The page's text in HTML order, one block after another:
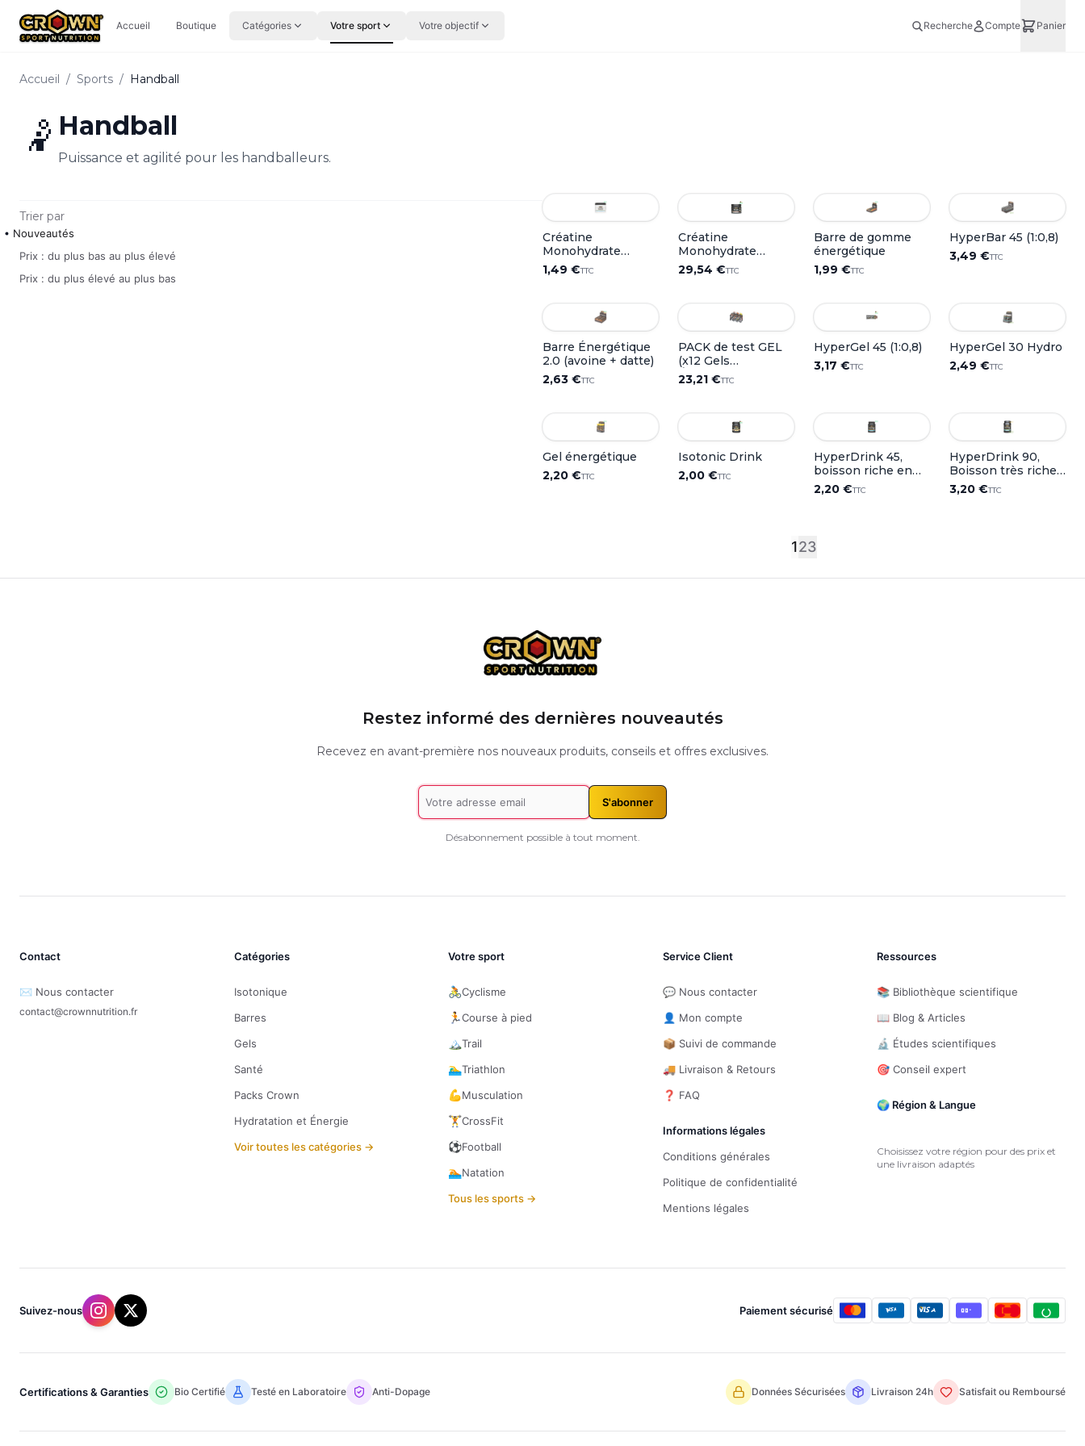
Aller au contenu principal
Accueil Boutique Catégories Votre sport Votre objectif Recherche Compte Panier
Accueil / Sports / Handball
🤾 Handball
Puissance et agilité pour les handballeurs.
Trier par
Nouveautés
Prix : du plus bas au plus élevé
Prix : du plus élevé au plus bas
Créatine
Monohydrate
Creavitalis®
1,49 €TTC
Créatine
Monohydrate
Creapure® – Saveur
Neutre
29,54 €TTC
Barre de gomme
énergétique
1,99 €TTC
HyperBar 45 (1:0,8)
3,49 €TTC
Barre Énergétique
2.0 (avoine + datte)
2,63 €TTC
PACK de test GEL
(x12 Gels
Énergétiques)
23,21 €TTC
HyperGel 45 (1:0,8)
3,17 €TTC
HyperGel 30 Hydro
2,49 €TTC
Gel énergétique
2,20 €TTC
Isotonic Drink
2,00 €TTC
HyperDrink 45,
boisson riche en
glucides
2,20 €TTC
HyperDrink 90,
Boisson très riche
en glucides
3,20 €TTC
123
Restez informé des dernières nouveautés
Recevez en avant-première nos nouveaux produits, conseils et offres exclusives.
S'abonner
Désabonnement possible à tout moment.
Contact
✉️ Nous contacter
contact@crownnutrition.fr
Catégories
Isotonique
Barres
Gels
Santé
Packs Crown
Hydratation et Énergie
Voir toutes les catégories →
Votre sport
🚴Cyclisme
🏃Course à pied
🏔️Trail
🏊‍♂️Triathlon
💪Musculation
🏋️CrossFit
⚽Football
🏊Natation
Tous les sports →
Service Client
💬 Nous contacter
👤 Mon compte
📦 Suivi de commande
🚚 Livraison & Retours
❓ FAQ
Informations légales
Conditions générales
Politique de confidentialité
Mentions légales
Ressources
📚 Bibliothèque scientifique
📖 Blog & Articles
🔬 Études scientifiques
🎯 Conseil expert
🌍 Région & Langue
Choisissez votre région pour des prix et
une livraison adaptés
Suivez-nous Paiement sécurisé
Certifications & Garanties Bio Certifié Testé en Laboratoire Anti-Dopage Données Sécurisées Livraison 24h Satisfait ou Remboursé